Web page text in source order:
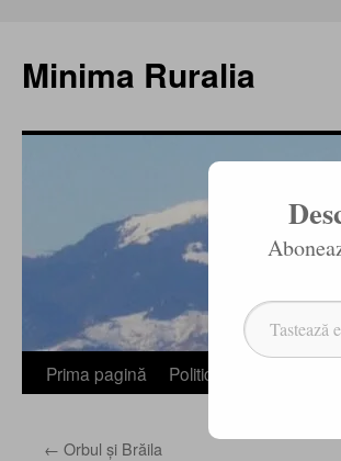
conținut
Minima Ruralia
Prima pagină Politică de
← Orbul şi Brăila
Tastează emailul tău...